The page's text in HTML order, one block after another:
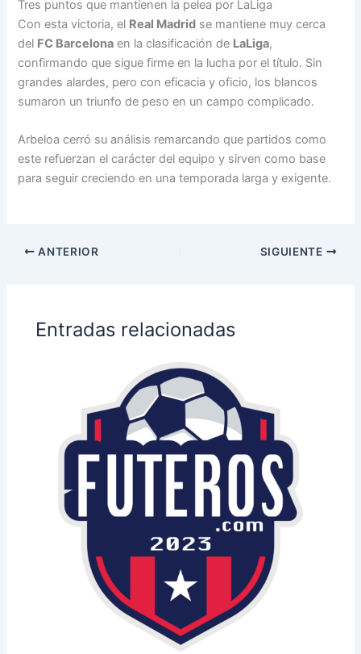
Tres puntos que mantienen la pelea por LaLiga
Con esta victoria, el Real Madrid se mantiene muy cerca
del FC Barcelona en la clasificación de LaLiga,
confirmando que sigue firme en la lucha por el título. Sin
grandes alardes, pero con eficacia y oficio, los blancos
sumaron un triunfo de peso en un campo complicado.
Arbeloa cerró su análisis remarcando que partidos como
este refuerzan el carácter del equipo y sirven como base
para seguir creciendo en una temporada larga y exigente.
ANTERIOR SIGUIENTE
Entradas relacionadas